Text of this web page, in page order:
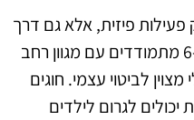
פיזית, אלא גם דרך
לביטוי רגשות. ילדים בגילאים 6-8 מתמודדים עם מגוון רחב
לביטוי עצמי. חוגים
לגרום לילדים